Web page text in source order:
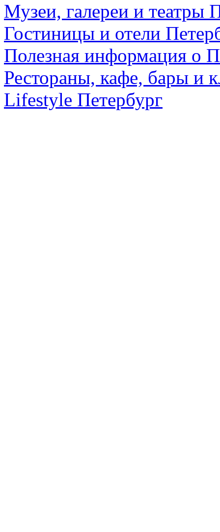
Музеи, галереи и театры
Гостиницы и отели
Полезная информация о
Рестораны, кафе, бары и
Lifestyle Петербург